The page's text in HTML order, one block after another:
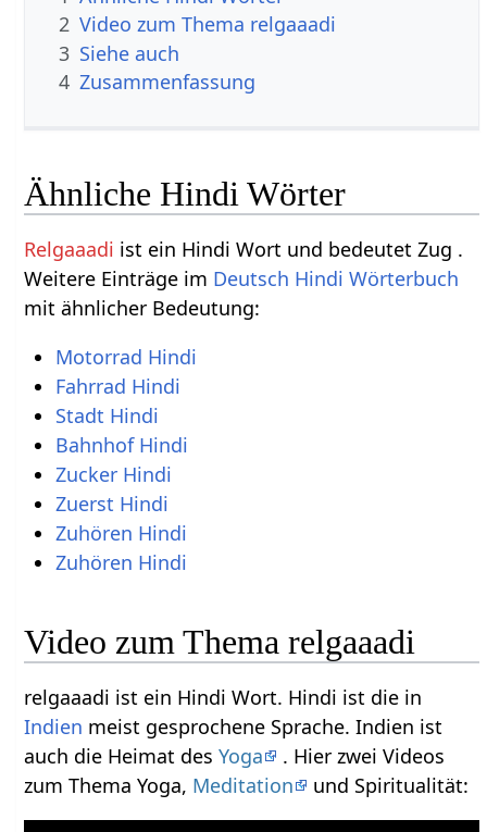
2 Video zum Thema relgaaadi
3 Siehe auch
4 Zusammenfassung
Ähnliche Hindi Wörter
Relgaaadi ist ein Hindi Wort und bedeutet Zug .
Weitere Einträge im Deutsch Hindi Wörterbuch
mit ähnlicher Bedeutung:
Motorrad Hindi
Fahrrad Hindi
Stadt Hindi
Bahnhof Hindi
Zucker Hindi
Zuerst Hindi
Zuhören Hindi
Zuhören Hindi
Video zum Thema relgaaadi
relgaaadi ist ein Hindi Wort. Hindi ist die in
Indien meist gesprochene Sprache. Indien ist
auch die Heimat desYoga
. Hier zwei Videos
zum Thema Yoga, Meditation und Spiritualität: